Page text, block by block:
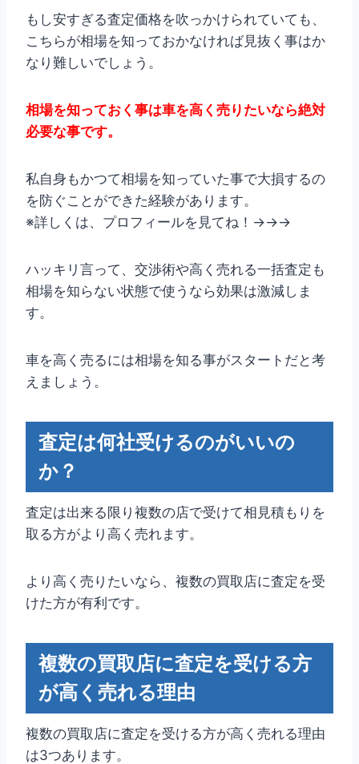
もし安すぎる査定価格を吹っかけられていても、
こちらが相場を知っておかなければ見抜く事はか
なり難しいでしょう。
相場を知っておく事は車を高く売りたいなら絶対
必要な事です。
私自身もかつて相場を知っていた事で大損するの
を防ぐことができた経験があります。
※詳しくは、プロフィールを見てね！→→→
ハッキリ言って、交渉術や高く売れる一括査定も
相場を知らない状態で使うなら効果は激減しま
す。
車を高く売るには相場を知る事がスタートだと考
えましょう。
査定は何社受けるのがいいの
か？
査定は出来る限り複数の店で受けて相見積もりを
取る方がより高く売れます。
より高く売りたいなら、複数の買取店に査定を受
けた方が有利です。
複数の買取店に査定を受ける方
が高く売れる理由
複数の買取店に査定を受ける方が高く売れる理由
は3つあります。